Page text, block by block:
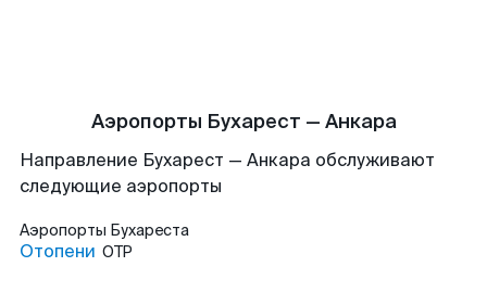
Аэропорты Бухарест — Анкара
Направление Бухарест — Анкара обслуживают
следующие аэропорты
Аэропорты Бухареста
Отопени OTP